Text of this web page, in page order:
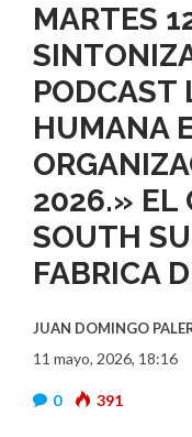
MARTES
PODCAST
HUMANA
2026.» EL
SOUTH
FABRICA
JUAN DOMINGO
11 mayo, 2026, 18:16
0 391